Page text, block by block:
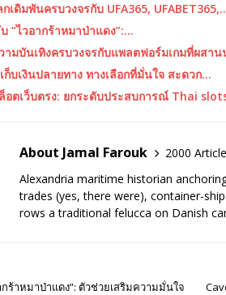
กเดิมพันครบวงจรกับ UFA365,
“ไวอากร้าหมาป่าแดง”:…
ามบันเทิงครบวงจรกับแพลตฟอร์มเกมที่ผสา
ก็บเงินปลายทาง ทางเลือกที่มั่นใจ สะดวก…
อตเว็บตรง: ยกระดับประสบการณ์ Thai
About Jamal Farouk
2000
Alexandria maritime historian
trades (yes, there were), container-
rows a traditional felucca on Danish
ร้าหมาป่าแดง”: ตัวช่วยเสริมความมั่นใจ